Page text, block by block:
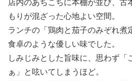
店内のあちこちに本棚が並び、古
もりが混ざった心地よい空間。
ランチの「鶏肉と茄子のみぞれ煮
食卓のような優しい味でした。
しみじみとした旨味に、思わず「
ぁ」と呟いてしまうほど。